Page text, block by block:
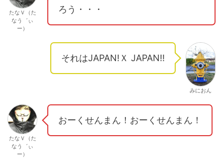
たなＶ（た
なう゛ぃ
ー）
ろう・・・
それはJAPAN!Ｘ JAPAN!!
みにおん
たなＶ（た
なう゛ぃ
ー）
おーくせんまん！おーくせんまん！